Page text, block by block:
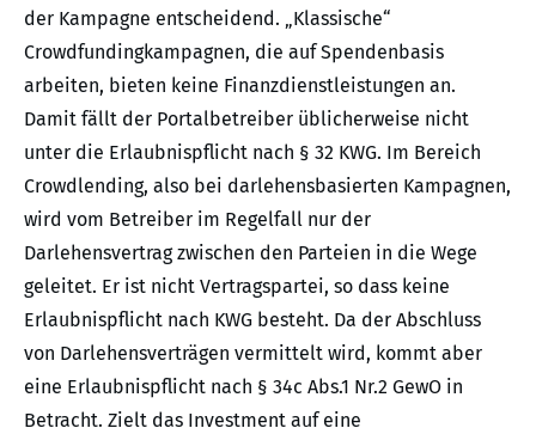
der Kampagne entscheidend. „Klassische“
Crowdfundingkampagnen, die auf Spendenbasis
arbeiten, bieten keine Finanzdienstleistungen an.
Damit fällt der Portalbetreiber üblicherweise nicht
unter die Erlaubnispflicht nach § 32 KWG. Im Bereich
Crowdlending, also bei darlehensbasierten Kampagnen,
wird vom Betreiber im Regelfall nur der
Darlehensvertrag zwischen den Parteien in die Wege
geleitet. Er ist nicht Vertragspartei, so dass keine
Erlaubnispflicht nach KWG besteht. Da der Abschluss
von Darlehensverträgen vermittelt wird, kommt aber
eine Erlaubnispflicht nach § 34c Abs.1 Nr.2 GewO in
Betracht. Zielt das Investment auf eine